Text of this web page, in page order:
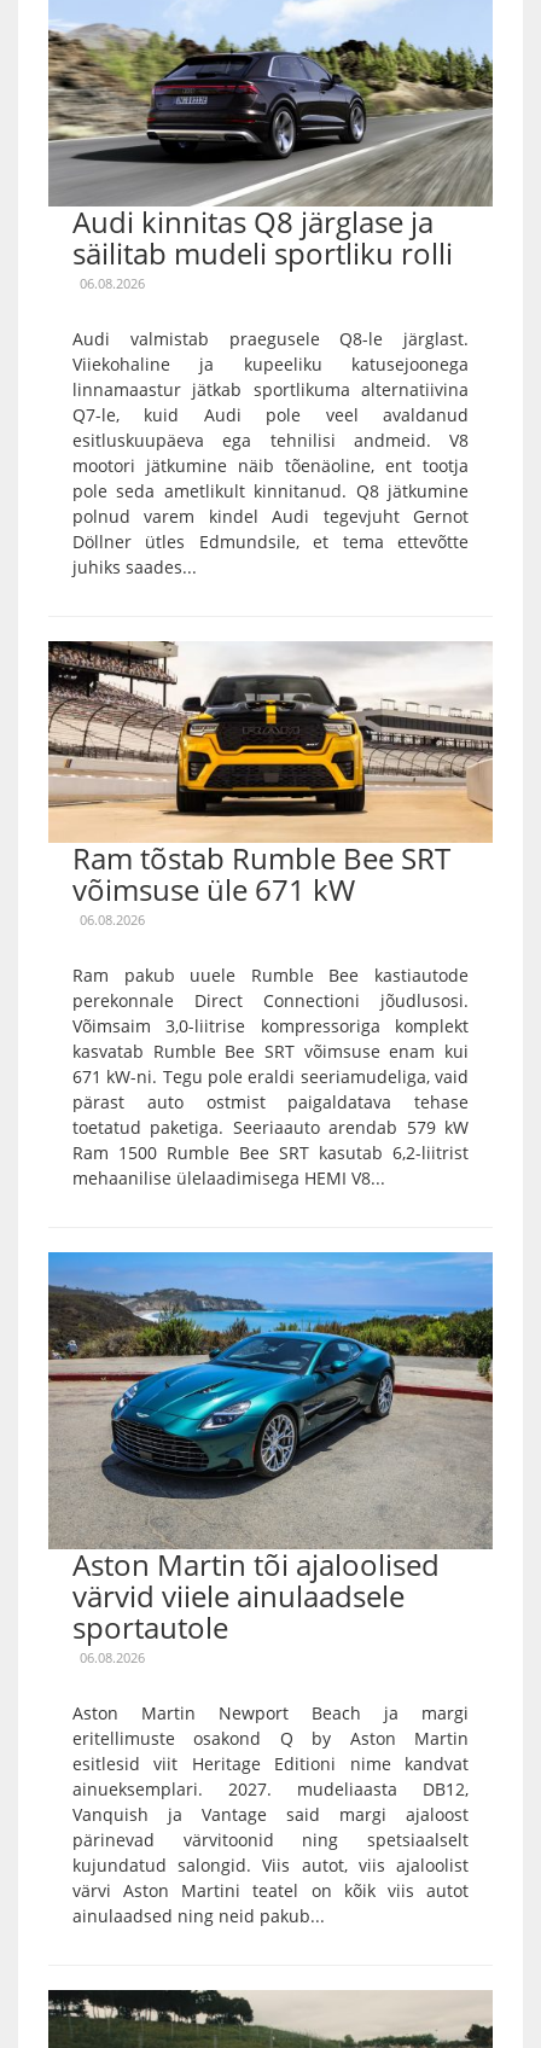
Audi kinnitas Q8 järglase ja
säilitab mudeli sportliku rolli
06.08.2026
Audi valmistab praegusele Q8-le järglast.
Viiekohaline ja kupeeliku katusejoonega
linnamaastur jätkab sportlikuma alternatiivina
Q7-le, kuid Audi pole veel avaldanud
esitluskuupäeva ega tehnilisi andmeid. V8
mootori jätkumine näib tõenäoline, ent tootja
pole seda ametlikult kinnitanud. Q8 jätkumine
polnud varem kindel Audi tegevjuht Gernot
Döllner ütles Edmundsile, et tema ettevõtte
juhiks saades...
Ram tõstab Rumble Bee SRT
võimsuse üle 671 kW
06.08.2026
Ram pakub uuele Rumble Bee kastiautode
perekonnale Direct Connectioni jõudlusosi.
Võimsaim 3,0-liitrise kompressoriga komplekt
kasvatab Rumble Bee SRT võimsuse enam kui
671 kW-ni. Tegu pole eraldi seeriamudeliga, vaid
pärast auto ostmist paigaldatava tehase
toetatud paketiga. Seeriaauto arendab 579 kW
Ram 1500 Rumble Bee SRT kasutab 6,2-liitrist
mehaanilise ülelaadimisega HEMI V8...
Aston Martin tõi ajaloolised
värvid viiele ainulaadsele
sportautole
06.08.2026
Aston Martin Newport Beach ja margi
eritellimuste osakond Q by Aston Martin
esitlesid viit Heritage Editioni nime kandvat
ainueksemplari. 2027. mudeliaasta DB12,
Vanquish ja Vantage said margi ajaloost
pärinevad värvitoonid ning spetsiaalselt
kujundatud salongid. Viis autot, viis ajaloolist
värvi Aston Martini teatel on kõik viis autot
ainulaadsed ning neid pakub...